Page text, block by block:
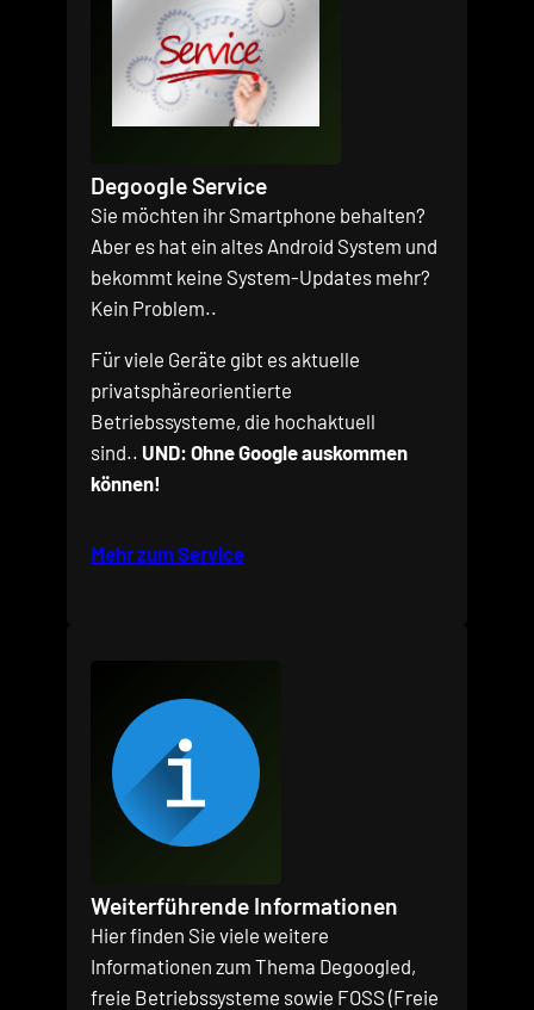
Degoogle Service
Sie möchten ihr Smartphone behalten?
Aber es hat ein altes Android System und
bekommt keine System-Updates mehr?
Kein Problem..
Für viele Geräte gibt es aktuelle
privatsphäreorientierte
Betriebssysteme, die hochaktuell
sind.. UND: Ohne Google auskommen
können!
Mehr zum Service
Weiterführende Informationen
Hier finden Sie viele weitere
Informationen zum Thema Degoogled,
freie Betriebssysteme sowie FOSS (Freie